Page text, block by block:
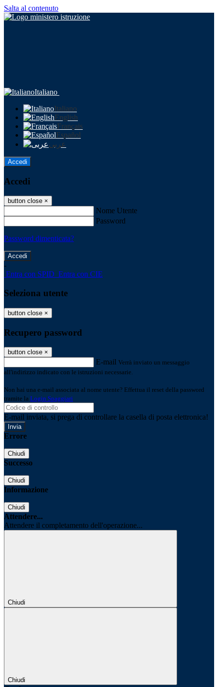
Salta al contenuto
Italiano
Italiano
English
Français
Español
عربى
Accedi
Accedi
button close ×
Nome Utente
Password
Password dimenticata?
-
Entra con SPID Entra con CIE
Seleziona utente
button close ×
Recupero password
button close ×
E-mail Verrà inviato un messaggio
all'indirizzo indicato con le istruzioni necessarie.
Non hai una e-mail associata al nome utente? Effettua il reset della password
tramite la Login Spaggiari
E-mail inviata, si prega di controllare la casella di posta elettronica!
Errore
Chiudi
Successo
Chiudi
Informazione
Chiudi
Attendere...
Attendere il completamento dell'operazione...
Chiudi
Chiudi